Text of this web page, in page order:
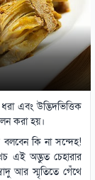
এবং উদ্ভিদভিত্তিক
করা হয়।
কি না সন্দেহ!
এই অদ্ভুত চেহারার
আর স্মৃতিতে গেঁথে